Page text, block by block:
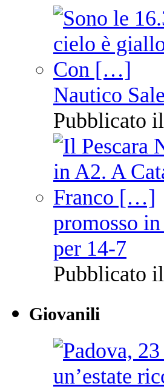
Nautico
Pubblicato
promosso
per 14-7
Pubblicato
Giovanili